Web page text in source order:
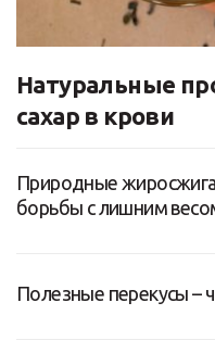
Натуральные
сахар в крови
Природные
борьбы с лишним
Полезные перекусы –